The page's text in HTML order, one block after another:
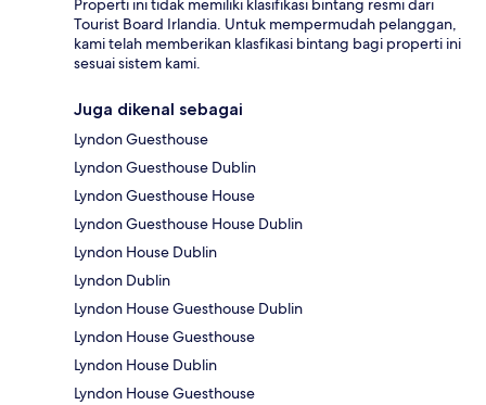
Properti ini tidak memiliki klasifikasi bintang resmi dari
Tourist Board Irlandia. Untuk mempermudah pelanggan,
kami telah memberikan klasfikasi bintang bagi properti ini
sesuai sistem kami.
Juga dikenal sebagai
Lyndon Guesthouse
Lyndon Guesthouse Dublin
Lyndon Guesthouse House
Lyndon Guesthouse House Dublin
Lyndon House Dublin
Lyndon Dublin
Lyndon House Guesthouse Dublin
Lyndon House Guesthouse
Lyndon House Dublin
Lyndon House Guesthouse